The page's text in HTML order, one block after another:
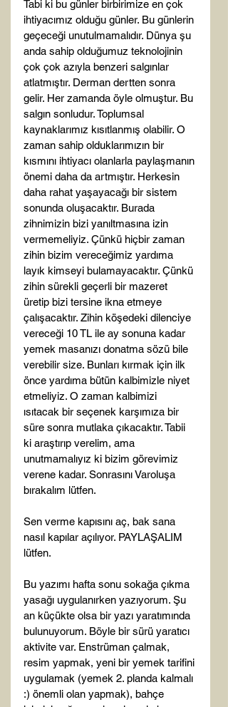
Tabi ki bu günler birbirimize en çok
ihtiyacımız olduğu günler. Bu günlerin
geçeceği unutulmamalıdır. Dünya şu
anda sahip olduğumuz teknolojinin
çok çok azıyla benzeri salgınlar
atlatmıştır. Derman dertten sonra
gelir. Her zamanda öyle olmuştur. Bu
salgın sonludur. Toplumsal
kaynaklarımız kısıtlanmış olabilir. O
zaman sahip olduklarımızın bir
kısmını ihtiyacı olanlarla paylaşmanın
önemi daha da artmıştır. Herkesin
daha rahat yaşayacağı bir sistem
sonunda oluşacaktır. Burada
zihnimizin bizi yanıltmasına izin
vermemeliyiz. Çünkü hiçbir zaman
zihin bizim vereceğimiz yardıma
layık kimseyi bulamayacaktır. Çünkü
zihin sürekli geçerli bir mazeret
üretip bizi tersine ikna etmeye
çalışacaktır. Zihin köşedeki dilenciye
vereceği 10 TL ile ay sonuna kadar
yemek masanızı donatma sözü bile
verebilir size. Bunları kırmak için ilk
önce yardıma bütün kalbimizle niyet
etmeliyiz. O zaman kalbimizi
ısıtacak bir seçenek karşımıza bir
süre sonra mutlaka çıkacaktır. Tabii
ki araştırıp verelim, ama
unutmamalıyız ki bizim görevimiz
verene kadar. Sonrasını Varoluşa
bırakalım lütfen.
Sen verme kapısını aç, bak sana
nasıl kapılar açılıyor. PAYLAŞALIM
lütfen.
Bu yazımı hafta sonu sokağa çıkma
yasağı uygulanırken yazıyorum. Şu
an küçükte olsa bir yazı yaratımında
bulunuyorum. Böyle bir sürü yaratıcı
aktivite var. Enstrüman çalmak,
resim yapmak, yeni bir yemek tarifini
uygulamak (yemek 2. planda kalmalı
:) önemli olan yapmak), bahçe